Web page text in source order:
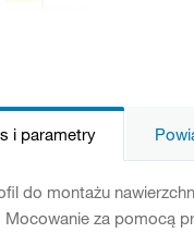
i parametry
do montażu
Mocowanie za pomocą